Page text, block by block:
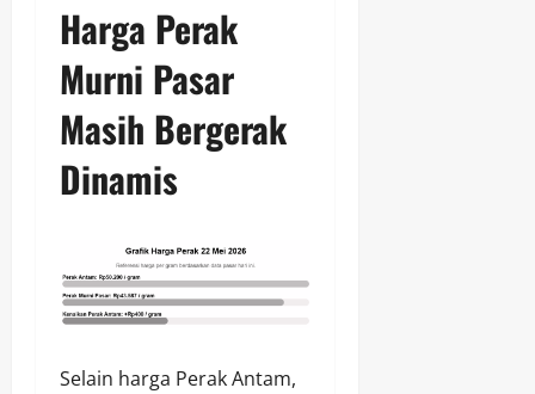
Harga Perak
Murni Pasar
Masih Bergerak
Dinamis
Selain harga Perak Antam,